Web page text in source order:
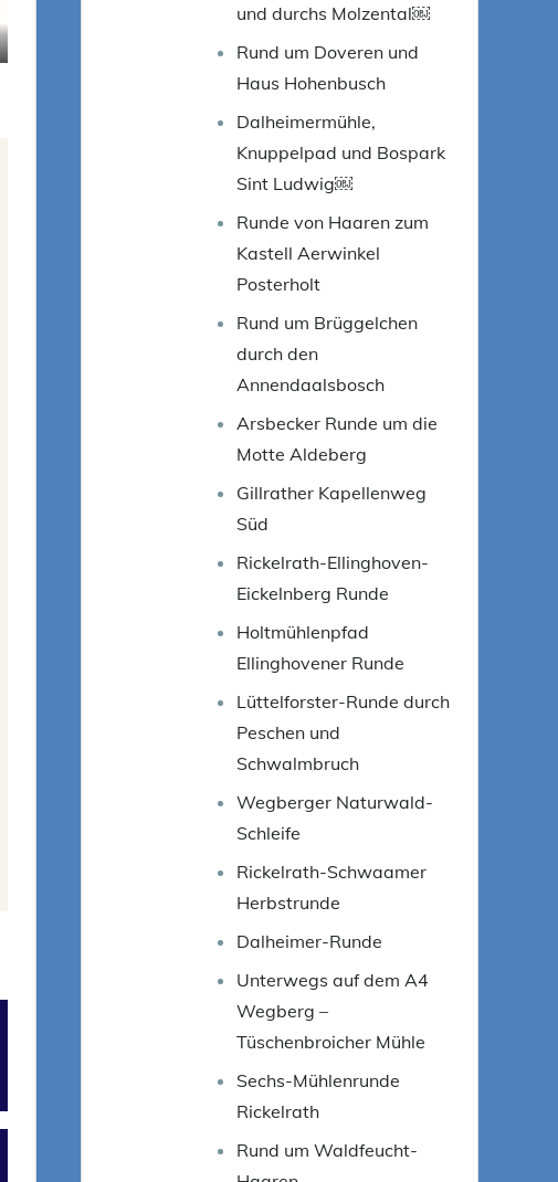
und durchs Molzental￼
Rund um Doveren und
Haus Hohenbusch
Dalheimermühle,
Knuppelpad und Bospark
Sint Ludwig￼
Runde von Haaren zum
Kastell Aerwinkel
Posterholt
Rund um Brüggelchen
durch den
Annendaalsbosch
Arsbecker Runde um die
Motte Aldeberg
Gillrather Kapellenweg
Süd
Rickelrath-Ellinghoven-
Eickelnberg Runde
Holtmühlenpfad
Ellinghovener Runde
Lüttelforster-Runde durch
Peschen und
Schwalmbruch
Wegberger Naturwald-
Schleife
Rickelrath-Schwaamer
Herbstrunde
Dalheimer-Runde
Unterwegs auf dem A4
Wegberg –
Tüschenbroicher Mühle
Sechs-Mühlenrunde
Rickelrath
Rund um Waldfeucht-